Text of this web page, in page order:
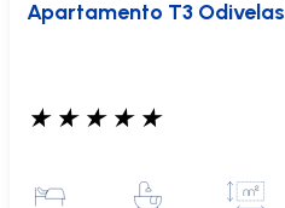
Apartamento T3 Odivelas
★ ★ ★ ★ ★